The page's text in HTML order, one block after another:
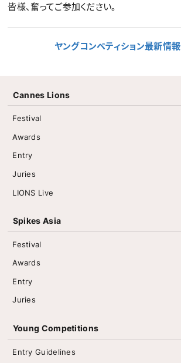
皆様、奮ってご参加ください。
ヤングコンペティション最新情
Cannes Lions
Festival
Awards
Entry
Juries
LIONS Live
Spikes Asia
Festival
Awards
Entry
Juries
Young Competitions
Entry Guidelines